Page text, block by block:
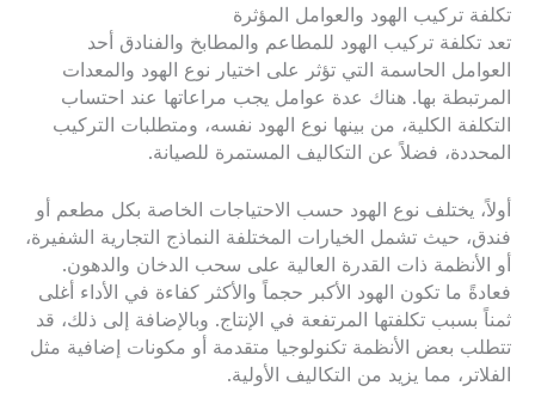
تكلفة تركيب الهود والعوامل المؤثرة
تعد تكلفة تركيب الهود للمطاعم والمطابخ والفنادق أحد
العوامل الحاسمة التي تؤثر على اختيار نوع الهود والمعدات
المرتبطة بها. هناك عدة عوامل يجب مراعاتها عند احتساب
التكلفة الكلية، من بينها نوع الهود نفسه، ومتطلبات التركيب
المحددة، فضلاً عن التكاليف المستمرة للصيانة.
أولاً، يختلف نوع الهود حسب الاحتياجات الخاصة بكل مطعم أو
فندق، حيث تشمل الخيارات المختلفة النماذج التجارية الشفيرة،
أو الأنظمة ذات القدرة العالية على سحب الدخان والدهون.
فعادةً ما تكون الهود الأكبر حجماً والأكثر كفاءة في الأداء أغلى
ثمناً بسبب تكلفتها المرتفعة في الإنتاج. وبالإضافة إلى ذلك، قد
تتطلب بعض الأنظمة تكنولوجيا متقدمة أو مكونات إضافية مثل
الفلاتر، مما يزيد من التكاليف الأولية.